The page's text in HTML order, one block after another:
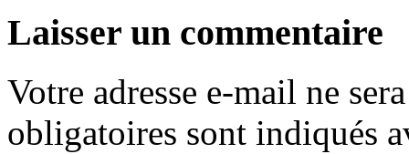
Laisser un commentaire
Votre adresse e-mail ne
obligatoires sont indiqués